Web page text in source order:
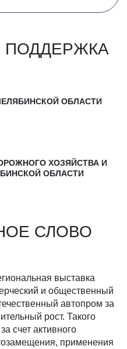
ОБЛАСТИ
ХОЗЯЙСТВА И
ОБЛАСТИ
СЛОВО
выставка
и общественный
автопром за
рост. Такого
счет активного
применения